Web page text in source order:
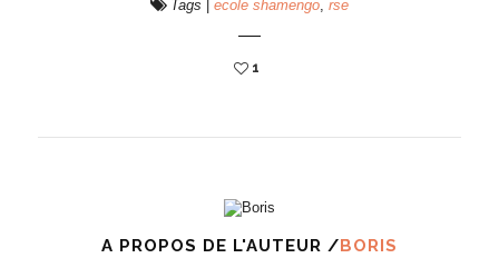
Tags ecole shamengo, rse
1
A PROPOS DE L'AUTEUR /BORIS